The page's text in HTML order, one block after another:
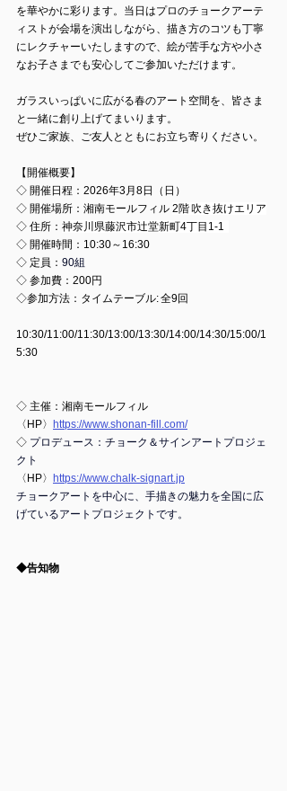
を華やかに彩ります。当日はプロのチョークアーテ
ィストが会場を演出しながら、描き方のコツも丁寧
にレクチャーいたしますので、絵が苦手な方や小さ
なお子さまでも安心してご参加いただけます。
ガラスいっぱいに広がる春のアート空間を、皆さま
と一緒に創り上げてまいります。
ぜひご家族、ご友人とともにお立ち寄りください。
【開催概要】
◇ 開催日程： 2026年3月8日（日）
◇ 開催場所： 湘南モールフィル 2階 吹き抜けエリア
◇ 住所： 神奈川県藤沢市辻堂新町4丁目1-1
◇ 開催時間： 10:30～16:30
◇ 定員： 90組
◇ 参加費：200円
◇参加方法： タイムテーブル: 全9回
10:30/11:00/11:30/13:00/13:30/14:00/14:30/15:00/1
5:30
◇ 主催： 湘南モールフィル
〈HP〉 https://www.shonan-fill.com/
◇ プロデュース：チョーク＆サインアートプロジェ
クト
〈HP〉 https://www.chalk-signart.jp
チョークアートを中心に、手描きの魅力を全国に広
げているアートプロジェクトです。
◆告知物